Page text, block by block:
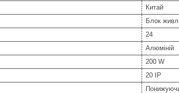
Китай
Блок
24
Алюміній
200 W
20 IP